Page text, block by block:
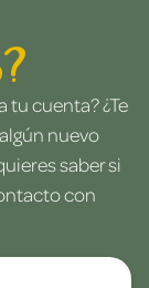
tu cuenta? ¿Te
nuevo
saber si
con